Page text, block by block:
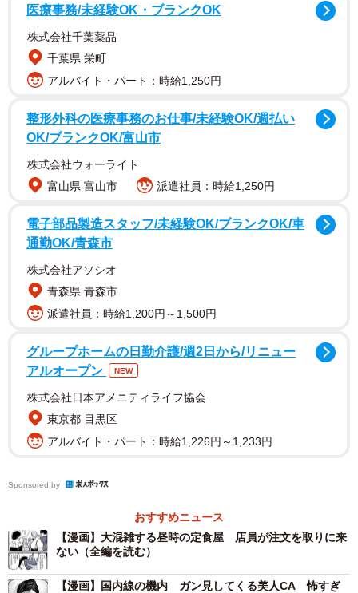
1作目『ランチタイムイケメン』の舞台は、昼時で混雑する
定食屋です。初めて訪れた店で注文しようとする主人公
は、店内が混雑していることで店員を呼べずに困っていま
した。どれだけ呼び掛けても、店員は声の大きな客のもと
へ向かい、主人公は「またあっちに行かれた…」と肩を落
医療事務/未経験OK・ブランクOK
株式会社千葉薬品
千葉県 栄町
アルバイト・パート：時給1,250円
整形外科の医療事務のお仕事/未経験OK/週払い
OK/ブランクOK/富山市
株式会社ウォーライト
富山県 富山市
派遣社員：時給1,250円
電子部品製造スタッフ/未経験OK/ブランクOK/車
通勤OK/青森市
株式会社アソシオ
青森県 青森市
派遣社員：時給1,200円～1,500円
グループホームの日勤介護/週2日から/リニュー
アルオープン
NEW
株式会社日本アメニティライフ協会
東京都 目黒区
アルバイト・パート：時給1,226円～1,233円
Sponsored by
おすすめニュース
【漫画】大混雑する昼時の定食屋 店員が注文を取りに来
ない（全編を読む）
【漫画】国内線の機内 ガン見してくる美人CA 怖すぎ